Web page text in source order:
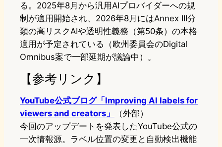
る。2025年8月から汎用AIプロバイダーへの規
制が適用開始され、2026年8月にはAnnex III分
類の高リスクAIや透明性義務（第50条）の本格
適用が予定されている（欧州委員会のDigital
Omnibus案で一部延期が議論中）。
【参考リンク】
YouTube公式ブログ「Improving AI labels for
viewers and creators」
（外部）
今回のアップデートを発表したYouTube公式の
一次情報源。ラベル位置の変更と自動検出機能